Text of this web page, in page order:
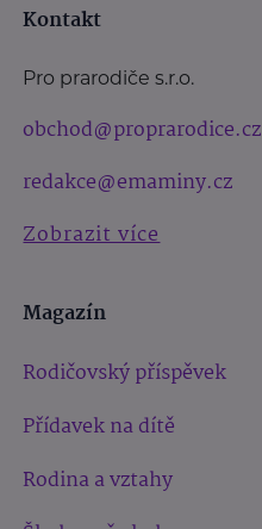
Kontakt
Pro prarodiče s.r.o.
obchod@proprarodice.cz
redakce@emaminy.cz
Zobrazit více
Magazín
Rodičovský příspěvek
Přídavek na dítě
Rodina a vztahy